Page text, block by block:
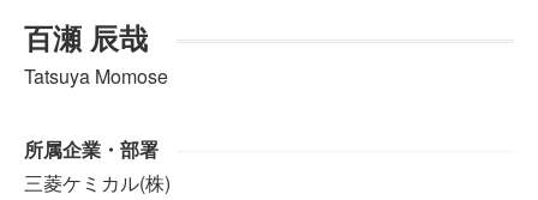
百瀬 辰哉
Tatsuya Momose
所属企業・部署
三菱ケミカル(株)